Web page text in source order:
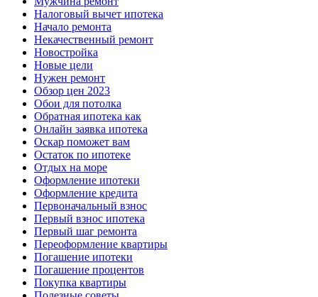
Налоговый вычет ипотека
Начало ремонта
Некачественный ремонт
Новостройка
Новые цели
Нужен ремонт
Обзор цен 2023
Обои для потолка
Обратная ипотека как
Онлайн заявка ипотека
Оскар поможет вам
Остаток по ипотеке
Отдых на море
Оформление ипотеки
Оформление кредита
Первоначальный взнос
Первый взнос ипотека
Первый шаг ремонта
Переоформление квартиры
Погашение ипотеки
Погашение процентов
Покупка квартиры